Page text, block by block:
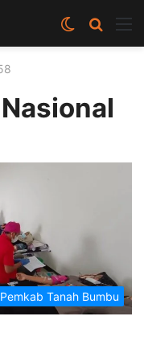
Cari
berita
Switch
skin
Pemkab Tanah Bumbu